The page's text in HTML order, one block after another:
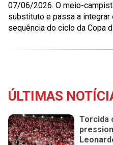
07/06/2026. O meio-
substituto e passa a integrar
sequência do ciclo da Copa
ÚLTIMAS
Torcida